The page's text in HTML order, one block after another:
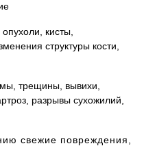
кисты,
структуры кости,
трещины, вывихи,
разрывы сухожилий,
свежие повреждения,